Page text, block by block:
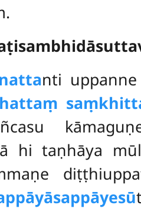
nti uppanne
hi taṇhāya